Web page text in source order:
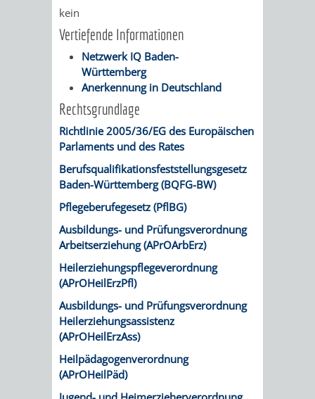
WEINHEIM
KRIEGERDENKMAL
NOTRUFNUMMERN
UND
NOTDIENSTE
SOZIALE
EINRICHTUNGEN
SPIELPLÄTZE
SPORTSTÄTTEN
&
BÄDER
VERANSTALTUNGSRÄUME
kein
Vertiefende Informationen
Netzwerk IQ Baden-
Württemberg
Anerkennung in Deutschland
Rechtsgrundlage
Richtlinie 2005/36/EG des Europäischen
Parlaments und des Rates
Berufsqualifikationsfeststellungsgesetz
Baden-Württemberg (BQFG-BW)
Pflegeberufegesetz (PflBG)
Ausbildungs- und Prüfungsverordnung
Arbeitserziehung (APrOArbErz)
Heilerziehungspflegeverordnung
(APrOHeilErzPfl)
Ausbildungs- und Prüfungsverordnung
Heilerziehungsassistenz
(APrOHeilErzAss)
Heilpädagogenverordnung
(APrOHeilPäd)